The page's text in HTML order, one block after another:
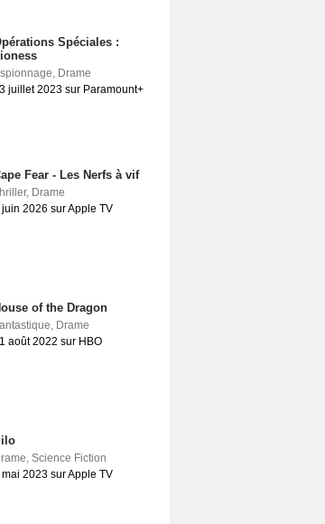
Spéciales :
, Drame
juillet 2023 sur Paramount+
Fear - Les Nerfs à vif
, Drame
juin 2026 sur Apple TV
of the Dragon
, Drame
août 2022 sur HBO
, Science Fiction
mai 2023 sur Apple TV